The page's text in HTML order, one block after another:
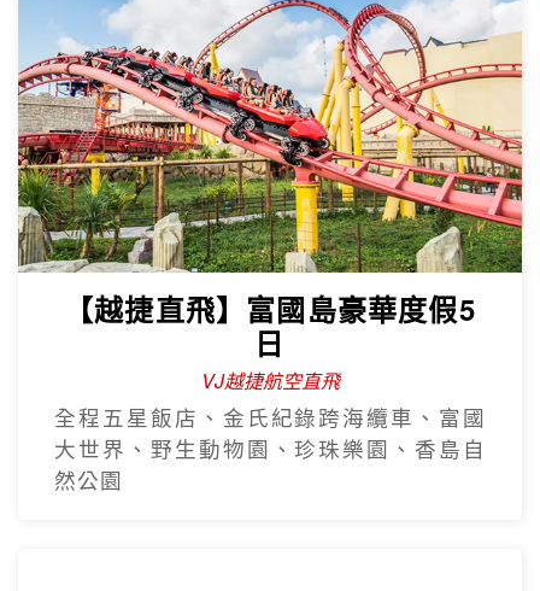
【越捷直飛】富國島豪華度假5
日
VJ越捷航空直飛
全程五星飯店、金氏紀錄跨海纜車、富國
大世界、野生動物園、珍珠樂園、香島自
然公園